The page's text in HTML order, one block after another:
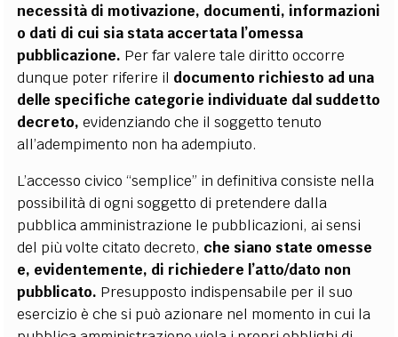
necessità di motivazione, documenti, informazioni
o dati di cui sia stata accertata l’omessa
pubblicazione. Per far valere tale diritto occorre
dunque poter riferire il documento richiesto ad una
delle specifiche categorie individuate dal suddetto
decreto, evidenziando che il soggetto tenuto
all’adempimento non ha adempiuto.
L’accesso civico “semplice” in definitiva consiste nella
possibilità di ogni soggetto di pretendere dalla
pubblica amministrazione le pubblicazioni, ai sensi
del più volte citato decreto, che siano state omesse
e, evidentemente, di richiedere l’atto/dato non
pubblicato. Presupposto indispensabile per il suo
esercizio è che si può azionare nel momento in cui la